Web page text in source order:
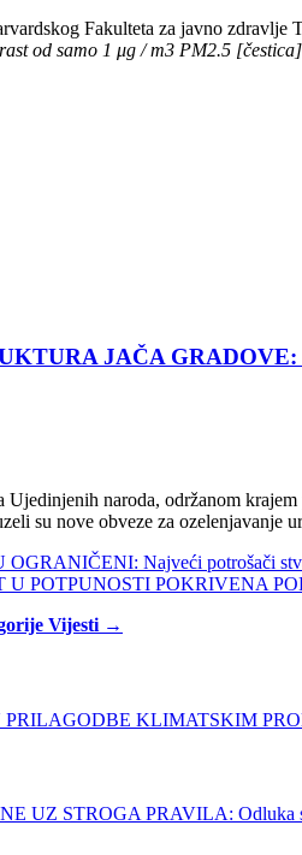
Fakulteta za javno
od samo 1 μg / m3 PM2.5
JAČA GRADOVE:
Ujedinjenih naroda, održanom
su nove obveze za ozelenjavanje
Najveći potrošači
POTPUNOSTI POKRIVENA
Vijesti →
KLIMATSKIM
UZ STROGA PRAVILA: Odluka